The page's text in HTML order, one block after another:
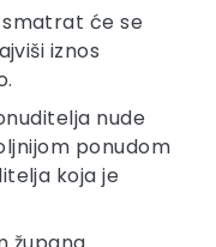
će se
iznos
nude
ponudom
koja je